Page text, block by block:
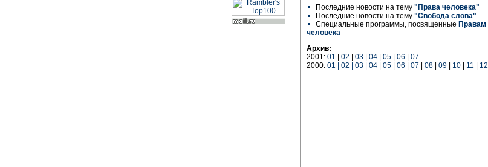
Последние новости на тему "Права человека"
Последние новости на тему "Свобода слова"
Специальные программы, посвященные Правам
человека
Архив:
2001: 01 02 03 04 05 06
07
2000: 01 | 02 | 03 | 04 05 06 07 08 09 10 11 12